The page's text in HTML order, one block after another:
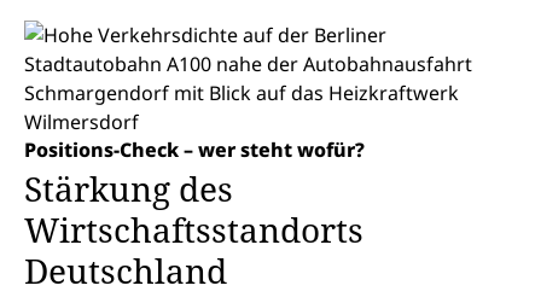
Positions-Check – wer steht wofür?
Stärkung des
Wirtschaftsstandorts
Deutschland